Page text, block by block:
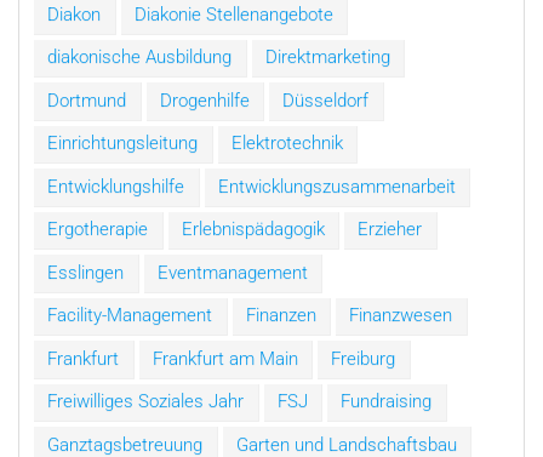
Diakon
Diakonie Stellenangebote
diakonische Ausbildung
Direktmarketing
Dortmund
Drogenhilfe
Düsseldorf
Einrichtungsleitung
Elektrotechnik
Entwicklungshilfe
Entwicklungszusammenarbeit
Ergotherapie
Erlebnispädagogik
Erzieher
Esslingen
Eventmanagement
Facility-Management
Finanzen
Finanzwesen
Frankfurt
Frankfurt am Main
Freiburg
Freiwilliges Soziales Jahr
FSJ
Fundraising
Ganztagsbetreuung
Garten und Landschaftsbau